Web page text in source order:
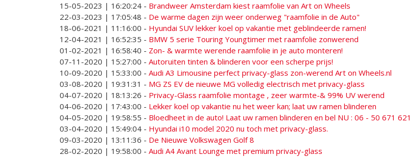
15-05-2023 | 16:20:24 - Brandweer Amsterdam kiest raamfolie van Art on Wheels
22-03-2023 | 17:05:48 - De warme dagen zijn weer onderweg "raamfolie in de Auto"
18-06-2021 | 11:16:00 - Hyundai SUV lekker koel op vakantie met geblindeerde ramen!
12-04-2021 | 16:52:35 - BMW 5 serie Touring Youngtimer met raamfolie zonwerend
01-02-2021 | 16:58:40 - Zon- & warmte werende raamfolie in je auto monteren!
07-11-2020 | 15:27:00 - Autoruiten tinten & blinderen voor een scherpe prijs!
10-09-2020 | 15:33:00 - Audi A3 Limousine perfect privacy-glass zon-werend Art on Wheels.nl
03-08-2020 | 19:31:31 - MG ZS EV de nieuwe MG volledig electrisch met privacy-glass
04-07-2020 | 18:13:26 - Privacy-Glass raamfolie montage , zeer warmte-& 99% UV werend
04-06-2020 | 17:43:00 - Lekker koel op vakantie nu het weer kan; laat uw ramen blinderen
04-05-2020 | 19:58:55 - Bloedheet in de auto! Laat uw ramen blinderen en bel NU : 06 - 50 671 621
03-04-2020 | 15:49:04 - Hyundai i10 model 2020 nu toch met privacy-glass.
09-03-2020 | 13:11:36 - De Nieuwe Volkswagen Golf 8
28-02-2020 | 19:58:00 - Audi A4 Avant Lounge met premium privacy-glass